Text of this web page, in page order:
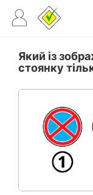
Який із
стоянку